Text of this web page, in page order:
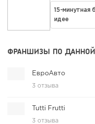
15-минутная
идее
ФРАНШИЗЫ ПО
ЕвроАвто
3 отзыва
Tutti Frutti
3 отзыва